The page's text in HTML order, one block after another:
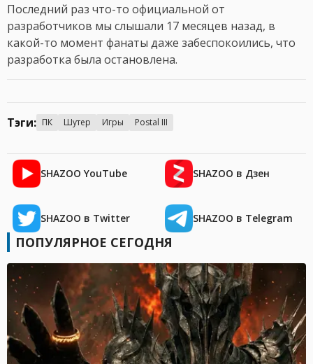
Последний раз что-то официальной от
разработчиков мы слышали 17 месяцев назад, в
какой-то момент фанаты даже забеспокоились, что
разработка была остановлена.
Тэги: ПК Шутер Игры Postal III
SHAZOO YouTube SHAZOO в Дзен
SHAZOO в Twitter SHAZOO в Telegram
ПОПУЛЯРНОЕ СЕГОДНЯ